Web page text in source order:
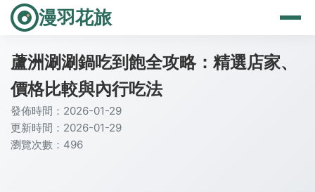
漫羽花旅
蘆洲涮涮鍋吃到飽全攻略：精選店家、
價格比較與內行吃法
發佈時間：2026-01-29
更新時間：2026-01-29
瀏覽次數：496